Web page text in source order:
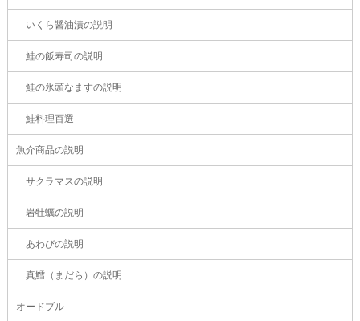
いくら醤油漬の説明
鮭の飯寿司の説明
鮭の氷頭なますの説明
鮭料理百選
魚介商品の説明
サクラマスの説明
岩牡蠣の説明
あわびの説明
真鱈（まだら）の説明
オードブル